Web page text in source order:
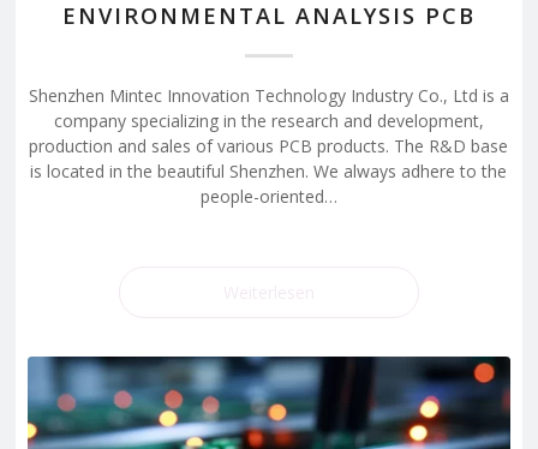
ENVIRONMENTAL ANALYSIS PCB
Shenzhen Mintec Innovation Technology Industry Co., Ltd is a
company specializing in the research and development,
production and sales of various PCB products. The R&D base
is located in the beautiful Shenzhen. We always adhere to the
people-oriented…